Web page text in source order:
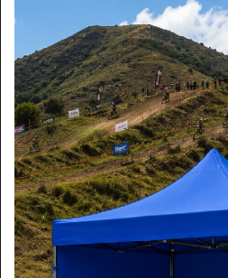
Escaleras de
home/catálogo de productos/escaleras de aluminio
ESCALERA
$